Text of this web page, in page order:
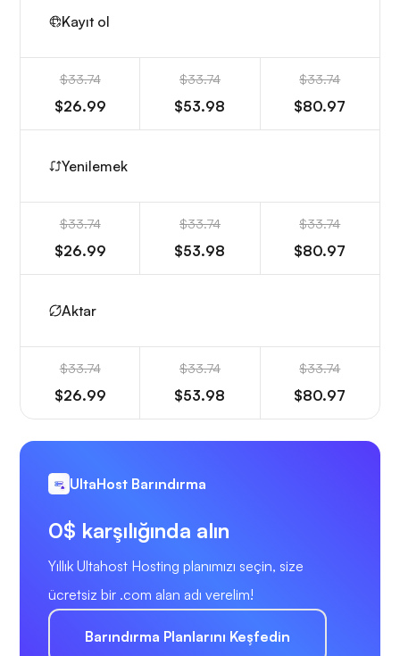
Kayıt ol
$33.74
$26.99
$33.74
$53.98
$33.74
$80.97
Yenilemek
$33.74
$26.99
$33.74
$53.98
$33.74
$80.97
Aktar
$33.74
$26.99
$33.74
$53.98
$33.74
$80.97
UltaHost Barındırma
0$ karşılığında alın
Yıllık Ultahost Hosting planımızı seçin, size
ücretsiz bir .com alan adı verelim!
Barındırma Planlarını Keşfedin